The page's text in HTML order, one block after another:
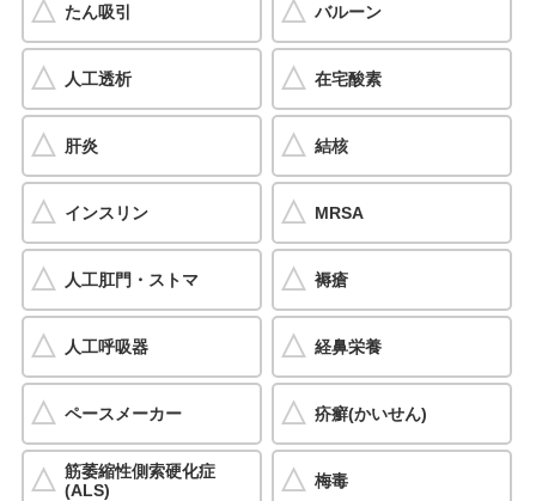
たん吸引 バルーン
人工透析 在宅酸素
肝炎 結核
インスリン MRSA
人工肛門・ストマ 褥瘡
人工呼吸器 経鼻栄養
ペースメーカー 疥癬(かいせん)
筋萎縮性側索硬化症
(ALS)
梅毒